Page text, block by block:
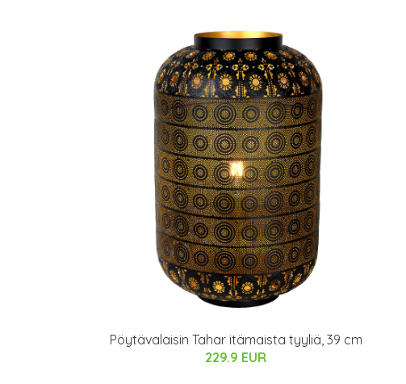
Pöytävalaisin Tahar itämaista tyyliä, 39 cm
229.9 EUR